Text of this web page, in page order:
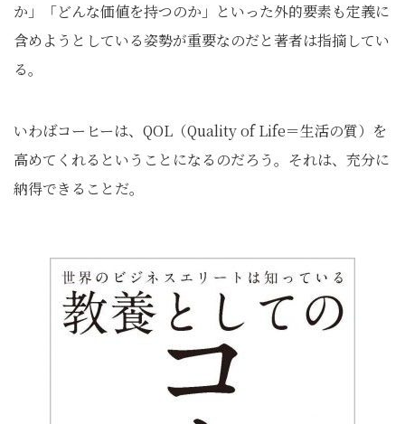
か」「どんな価値を持つのか」といった外的要素も定義に
含めようとしている姿勢が重要なのだと著者は指摘してい
る。
いわばコーヒーは、QOL（Quality of Life＝生活の質）を
高めてくれるということになるのだろう。それは、充分に
納得できることだ。